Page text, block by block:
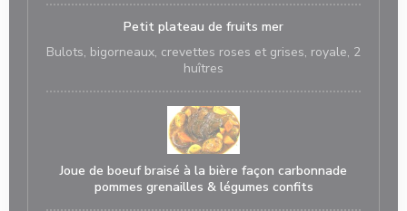
Petit plateau de fruits mer
Bulots, bigorneaux, crevettes roses et grises, royale, 2
huîtres
Joue de boeuf braisé à la bière façon carbonnade
pommes grenailles & légumes confits